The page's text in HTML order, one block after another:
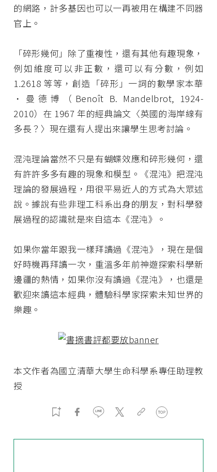
的網路，計多基因也可以一再被用在構建不同器
官上。
「碎形幾何」除了重複性，還有其他有趣現象，
例如維度可以非正數，還可以有分數，例如
1.2618 等等，創造「碎形」一詞的數學家本華
·曼德博（Benoît B. Mandelbrot, 1924-
2010）在 1967 年的經典論文〈英國的海岸線有
多長？〉現在還有人提出來讓學生思考討論。
混沌理論當然不只是有蝴蝶效應和碎形幾何，還
有許許多多有趣的現象和模型。《混沌》把混沌
理論的發展過程，用很平易近人的方式為大眾述
說。據說有些非理工科系出身的朋友，對科學發
展過程的認識就是來自這本《混沌》。
如果你當年跟我一樣拜讀過《混沌》，現在是個
好時機再拜讀一次，重溫多年前神遊探索科學新
邊疆的熱情，如果你沒有讀過《混沌》，也還是
歡迎來讀這本經典，體驗科學家探索未知世界的
樂趣。
本文作者為國立清華大學生命科學系專任助理教
授